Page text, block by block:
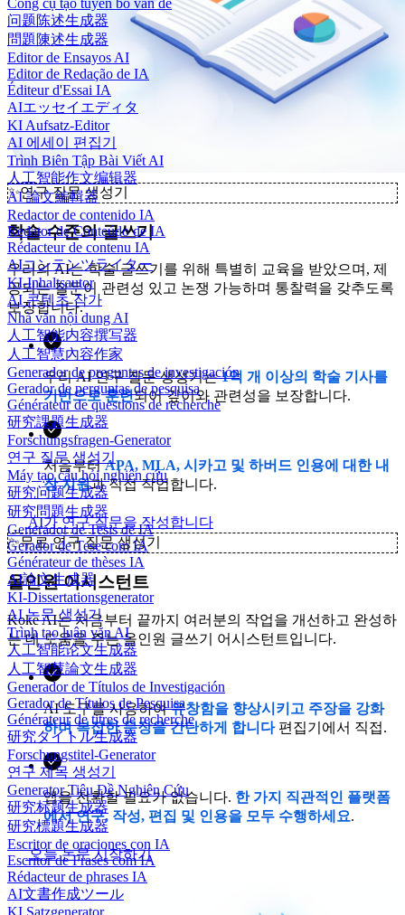
Công cụ tạo tuyên bố vấn đề
问题陈述生成器
問題陳述生成器
Editor de Ensayos AI
Editor de Redação de IA
Éditeur d'Essai IA
AIエッセイエディタ
KI Aufsatz-Editor
AI 에세이 편집기
Trình Biên Tập Bài Viết AI
人工智能作文编辑器
AI 論文編輯器
Redactor de contenido IA
Redator de Conteúdo de IA
Rédacteur de contenu IA
AIコンテンツライター
KI-Inhaltsautor
AI 콘텐츠 작가
Nhà văn nội dung AI
人工智能内容撰写器
人工智慧內容作家
Generador de preguntas de investigación
Gerador de perguntas de pesquisa
Générateur de questions de recherche
研究課題生成器
Forschungsfragen-Generator
연구 질문 생성기
Máy tạo câu hỏi nghiên cứu
研究问题生成器
研究問題生成器
Generador de Tesis de IA
Gerador de Tese com IA
Générateur de thèses IA
AI論文生成器
KI-Dissertationsgenerator
AI 논문 생성기
Trình tạo luận văn AI
人工智能论文生成器
人工智慧論文生成器
Generador de Títulos de Investigación
Gerador de Títulos de Pesquisa
Générateur de titres de recherche
研究タイトル生成器
Forschungstitel-Generator
연구 제목 생성기
Generator Tiêu Đề Nghiên Cứu
研究标题生成器
研究標題生成器
Escritor de oraciones con IA
Escritor de Frases com IA
Rédacteur de phrases IA
AI文書作成ツール
KI Satzgenerator
✨연구 질문 생성기
학술 수준의 글쓰기
우리의 AI는 학술 글쓰기를 위해 특별히 교육을 받았으며, 제
공되는 질문이 관련성 있고 논쟁 가능하며 통찰력을 갖추도록
보장합니다.
우리 AI 연구 질문 생성기는1억 개 이상의 학술 기사를
기반으로 훈련되어 깊이와 관련성을 보장합니다.
처음부터APA, MLA, 시카고 및 하버드 인용에 대한 내
장 지원과 직접 작업합니다.
AI가 연구 질문을 작성합니다
✨무료 연구 질문 생성기
올인원 어시스턴트
Koke AI는 처음부터 끝까지 여러분의 작업을 개선하고 완성하
는 데 도움을 주는 올인원 글쓰기 어시스턴트입니다.
AI 도구를 사용하여유창함을 향상시키고 주장을 강화
하며 복잡한 문장을 간단하게 합니다편집기에서 직접.
앱을 전환할 필요가 없습니다. 한 가지 직관적인 플랫폼
에서 연구, 작성, 편집 및 인용을 모두 수행하세요.
오늘 논문 시작하기